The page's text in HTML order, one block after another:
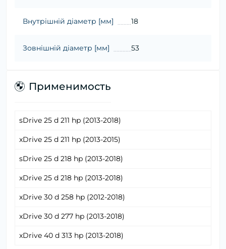
Внутрішній діаметр [мм] 18
Зовнішній діаметр [мм] 53
Применимость
sDrive 25 d 211 hp (2013-2018)
xDrive 25 d 211 hp (2013-2015)
sDrive 25 d 218 hp (2013-2018)
xDrive 25 d 218 hp (2013-2018)
xDrive 30 d 258 hp (2012-2018)
xDrive 30 d 277 hp (2013-2018)
xDrive 40 d 313 hp (2013-2018)